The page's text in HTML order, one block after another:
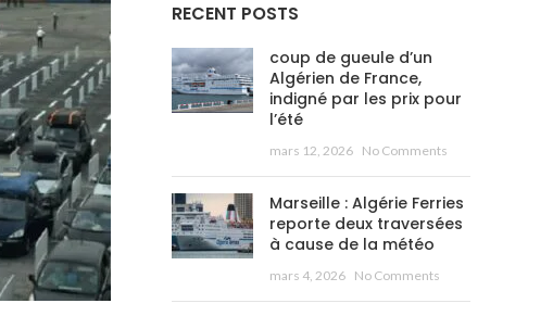
RECENT POSTS
coup de gueule d’un
Algérien de France,
indigné par les prix pour
l’été
mars 12, 2026 No Comments
Marseille : Algérie Ferries
reporte deux traversées
à cause de la météo
mars 4, 2026 No Comments